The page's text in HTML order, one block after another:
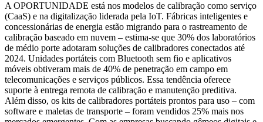
A OPORTUNIDADE está nos modelos de calibração como serviço
(CaaS) e na digitalização liderada pela IoT. Fábricas inteligentes e
concessionárias de energia estão migrando para o rastreamento de
calibração baseado em nuvem – estima-se que 30% dos laboratórios
de médio porte adotaram soluções de calibradores conectados até
2024. Unidades portáteis com Bluetooth sem fio e aplicativos
móveis obtiveram mais de 40% de penetração em campo em
telecomunicações e serviços públicos. Essa tendência oferece
suporte à entrega remota de calibração e manutenção preditiva.
Além disso, os kits de calibradores portáteis prontos para uso – com
software e maletas de transporte – foram vendidos 25% mais nos